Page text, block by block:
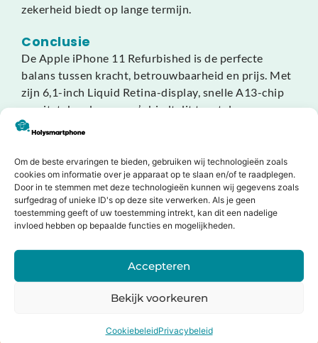
Om de beste ervaringen te bieden, gebruiken wij technologieën zoals
cookies om informatie over je apparaat op te slaan en/of te raadplegen.
Door in te stemmen met deze technologieën kunnen wij gegevens zoals
surfgedrag of unieke ID's op deze site verwerken. Als je geen
toestemming geeft of uw toestemming intrekt, kan dit een nadelige
invloed hebben op bepaalde functies en mogelijkheden.
Accepteren
Bekijk voorkeuren
CookiebeleidPrivacybeleid
zekerheid biedt op lange termijn.
Conclusie
De Apple iPhone 11 Refurbished is de perfecte
balans tussen kracht, betrouwbaarheid en prijs. Met
zijn 6,1-inch Liquid Retina-display, snelle A13-chip
en uitstekende camera’s biedt dit toestel een
premium ervaring die nog jarenlang meegaat. Slim,
Dit zeggen onze klanten
Jouw oude apparaat inruilen of
verkopen?
Bij Holysmartphone geloven we in een groene en
mogelijkheid om een oude smartphone, tablet, laptop of